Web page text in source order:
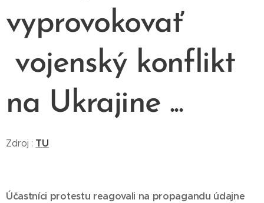
vyprovokovať
vojenský konflikt
na Ukrajine ...
Zdroj : TU
Účastníci protestu reagovali na propagandu údajne